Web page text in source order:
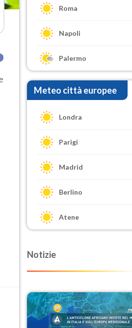
Roma
Napoli
Palermo
Meteo città europee
Londra
Parigi
Madrid
Berlino
Atene
Notizie